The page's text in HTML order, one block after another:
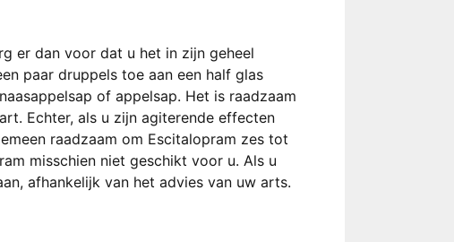
er dan voor dat u het in zijn geheel
paar druppels toe aan een half glas
of appelsap. Het is raadzaam
Echter, als u zijn agiterende effecten
raadzaam om Escitalopram zes tot
misschien niet geschikt voor u. Als u
afhankelijk van het advies van uw arts.